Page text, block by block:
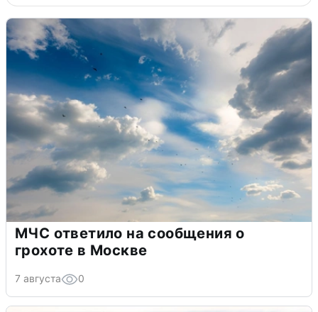
МЧС ответило на сообщения о
грохоте в Москве
7 августа 0